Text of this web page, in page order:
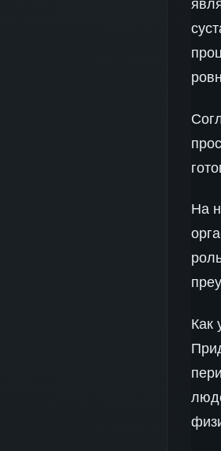
На
Как